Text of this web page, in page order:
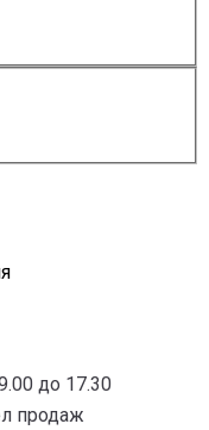
до 17.30
продаж